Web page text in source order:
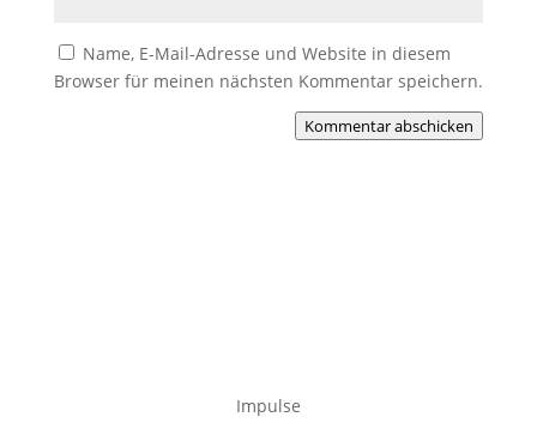
Name, E-Mail-Adresse und Website in diesem
Browser für meinen nächsten Kommentar speichern.
Kommentar abschicken
Impulse